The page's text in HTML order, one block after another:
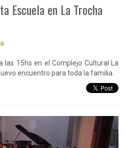
Escuela en La Trocha
las 15hs en el Complejo Cultural La
encuentro para toda la familia.